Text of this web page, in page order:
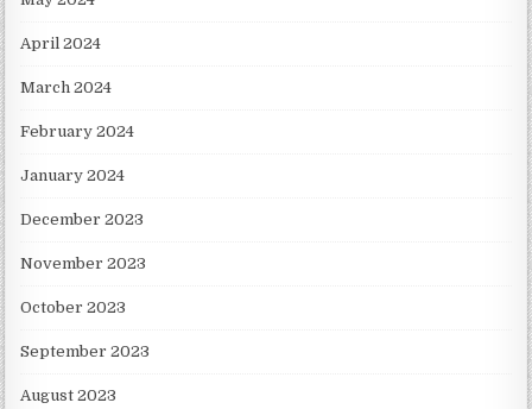
April 2024
March 2024
February 2024
January 2024
December 2023
November 2023
October 2023
September 2023
August 2023